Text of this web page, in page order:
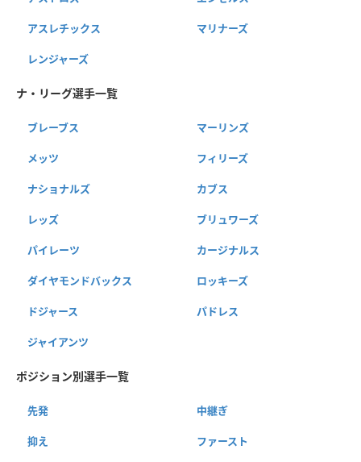
アスレチックス マリナーズ
レンジャーズ
ナ・リーグ選手一覧
ブレーブス マーリンズ
メッツ フィリーズ
ナショナルズ カブス
レッズ ブリュワーズ
パイレーツ カージナルス
ダイヤモンドバックス ロッキーズ
ドジャース パドレス
ジャイアンツ
ポジション別選手一覧
先発 中継ぎ
抑え ファースト